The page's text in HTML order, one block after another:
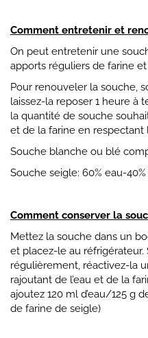
Comment entretenir et
On peut entretenir une
apports réguliers de farine et
Pour renouveler la souche,
laissez-la reposer 1 heure à
la quantité de souche
et de la farine en respectant
Souche blanche ou blé
Souche seigle: 60% eau-
Comment conserver la
Mettez la souche dans un
et placez-le au réfrigérateur.
régulièrement, réactivez-la
rajoutant de l’eau et de la
ajoutez 120 ml d’eau/125 g
de farine de seigle)